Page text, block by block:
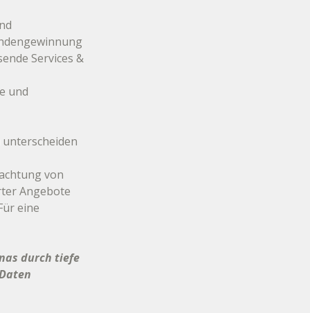
Services &
und
unterscheiden
von
Angebote
eine
durch tiefe